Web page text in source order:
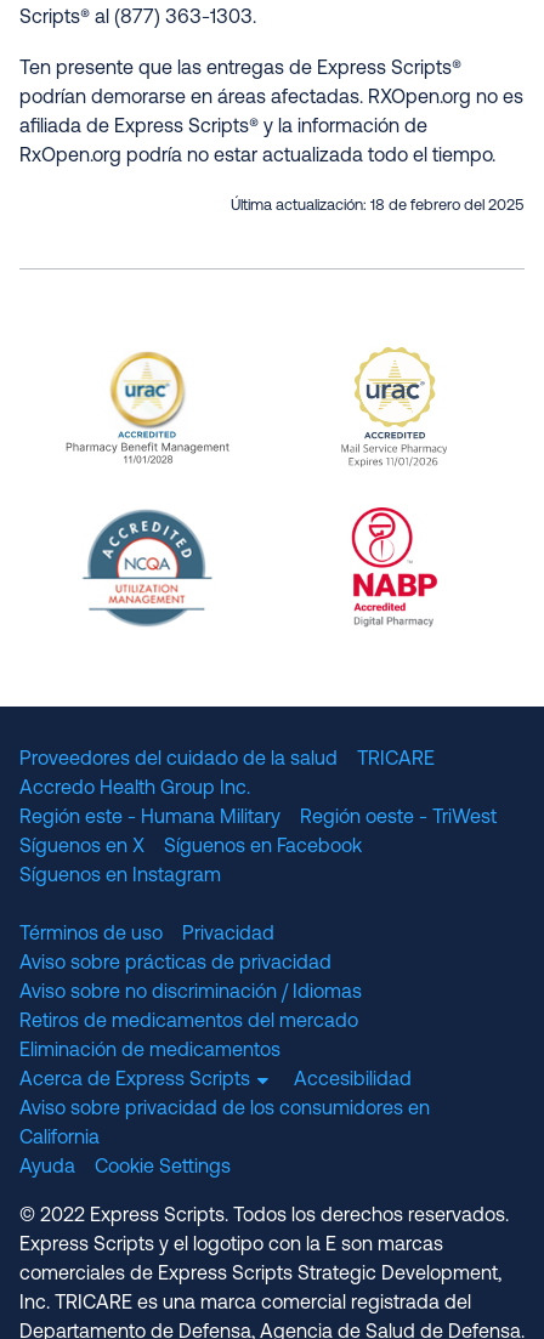
Scripts® al (877) 363-1303.
Ten presente que las entregas de Express Scripts®
podrían demorarse en áreas afectadas. RXOpen.org no es
afiliada de Express Scripts® y la información de
RxOpen.org podría no estar actualizada todo el tiempo.
Última actualización: 18 de febrero del 2025
URAC Accredited Pharmacy Benefit
URAC
Proveedores del cuidado de la salud
TRICARE
Accredo Health Group Inc.
Región este - Humana Military
Región oeste - TriWest
Síguenos en X
Síguenos en Facebook
Síguenos en Instagram
Términos de uso
Privacidad
Aviso sobre prácticas de privacidad
Aviso sobre no discriminación / Idiomas
Retiros de medicamentos del mercado
Eliminación de medicamentos
Acerca de Express Scripts
Accesibilidad
Aviso sobre privacidad de los consumidores en
California
Ayuda
Cookie Settings
© 2022 Express Scripts. Todos los derechos reservados.
Express Scripts y el logotipo con la E son marcas
comerciales de Express Scripts Strategic Development,
Inc. TRICARE es una marca comercial registrada del
Departamento de Defensa, Agencia de Salud de Defensa.